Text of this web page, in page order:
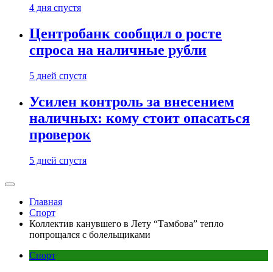
4 дня спустя
Центробанк сообщил о росте
спроса на наличные рубли
5 дней спустя
Усилен контроль за внесением
наличных: кому стоит опасаться
проверок
5 дней спустя
Главная
Спорт
Коллектив канувшего в Лету “Тамбова” тепло
попрощался с болельщиками
Спорт